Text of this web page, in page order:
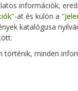
információk,
-at és külön a
katalógusa
történik, minden